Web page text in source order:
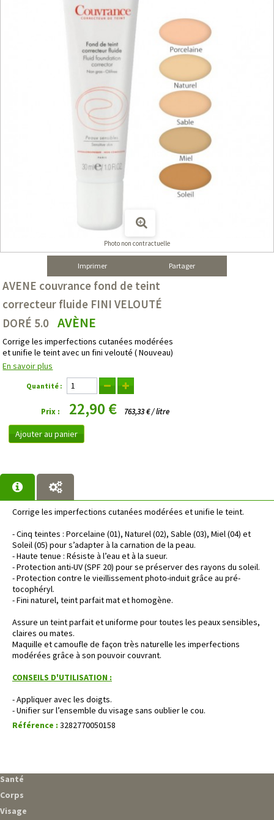
Photo non contractuelle
Imprimer Partager
AVENE couvrance fond de teint
correcteur fluide FINI VELOUTÉ
DORÉ 5.0
AVÈNE
Corrige les imperfections cutanées modérées
et unifie le teint avec un fini velouté ( Nouveau)
En savoir plus
Quantité :
Prix : 22,90 € 763,33 € / litre
Ajouter au panier
Corrige les imperfections cutanées modérées et unifie le teint.
- Cinq teintes : Porcelaine (01), Naturel (02), Sable (03), Miel (04) et
Soleil (05) pour s’adapter à la carnation de la peau.
- Haute tenue : Résiste à l’eau et à la sueur.
- Protection anti-UV (SPF 20) pour se préserver des rayons du soleil.
- Protection contre le vieillissement photo-induit grâce au pré-
tocophéryl.
- Fini naturel, teint parfait mat et homogène.
Assure un teint parfait et uniforme pour toutes les peaux sensibles,
claires ou mates.
Maquille et camoufle de façon très naturelle les imperfections
modérées grâce à son pouvoir couvrant.
CONSEILS D'UTILISATION :
- Appliquer avec les doigts.
- Unifier sur l’ensemble du visage sans oublier le cou.
Référence : 3282770050158
Santé
Corps
Visage